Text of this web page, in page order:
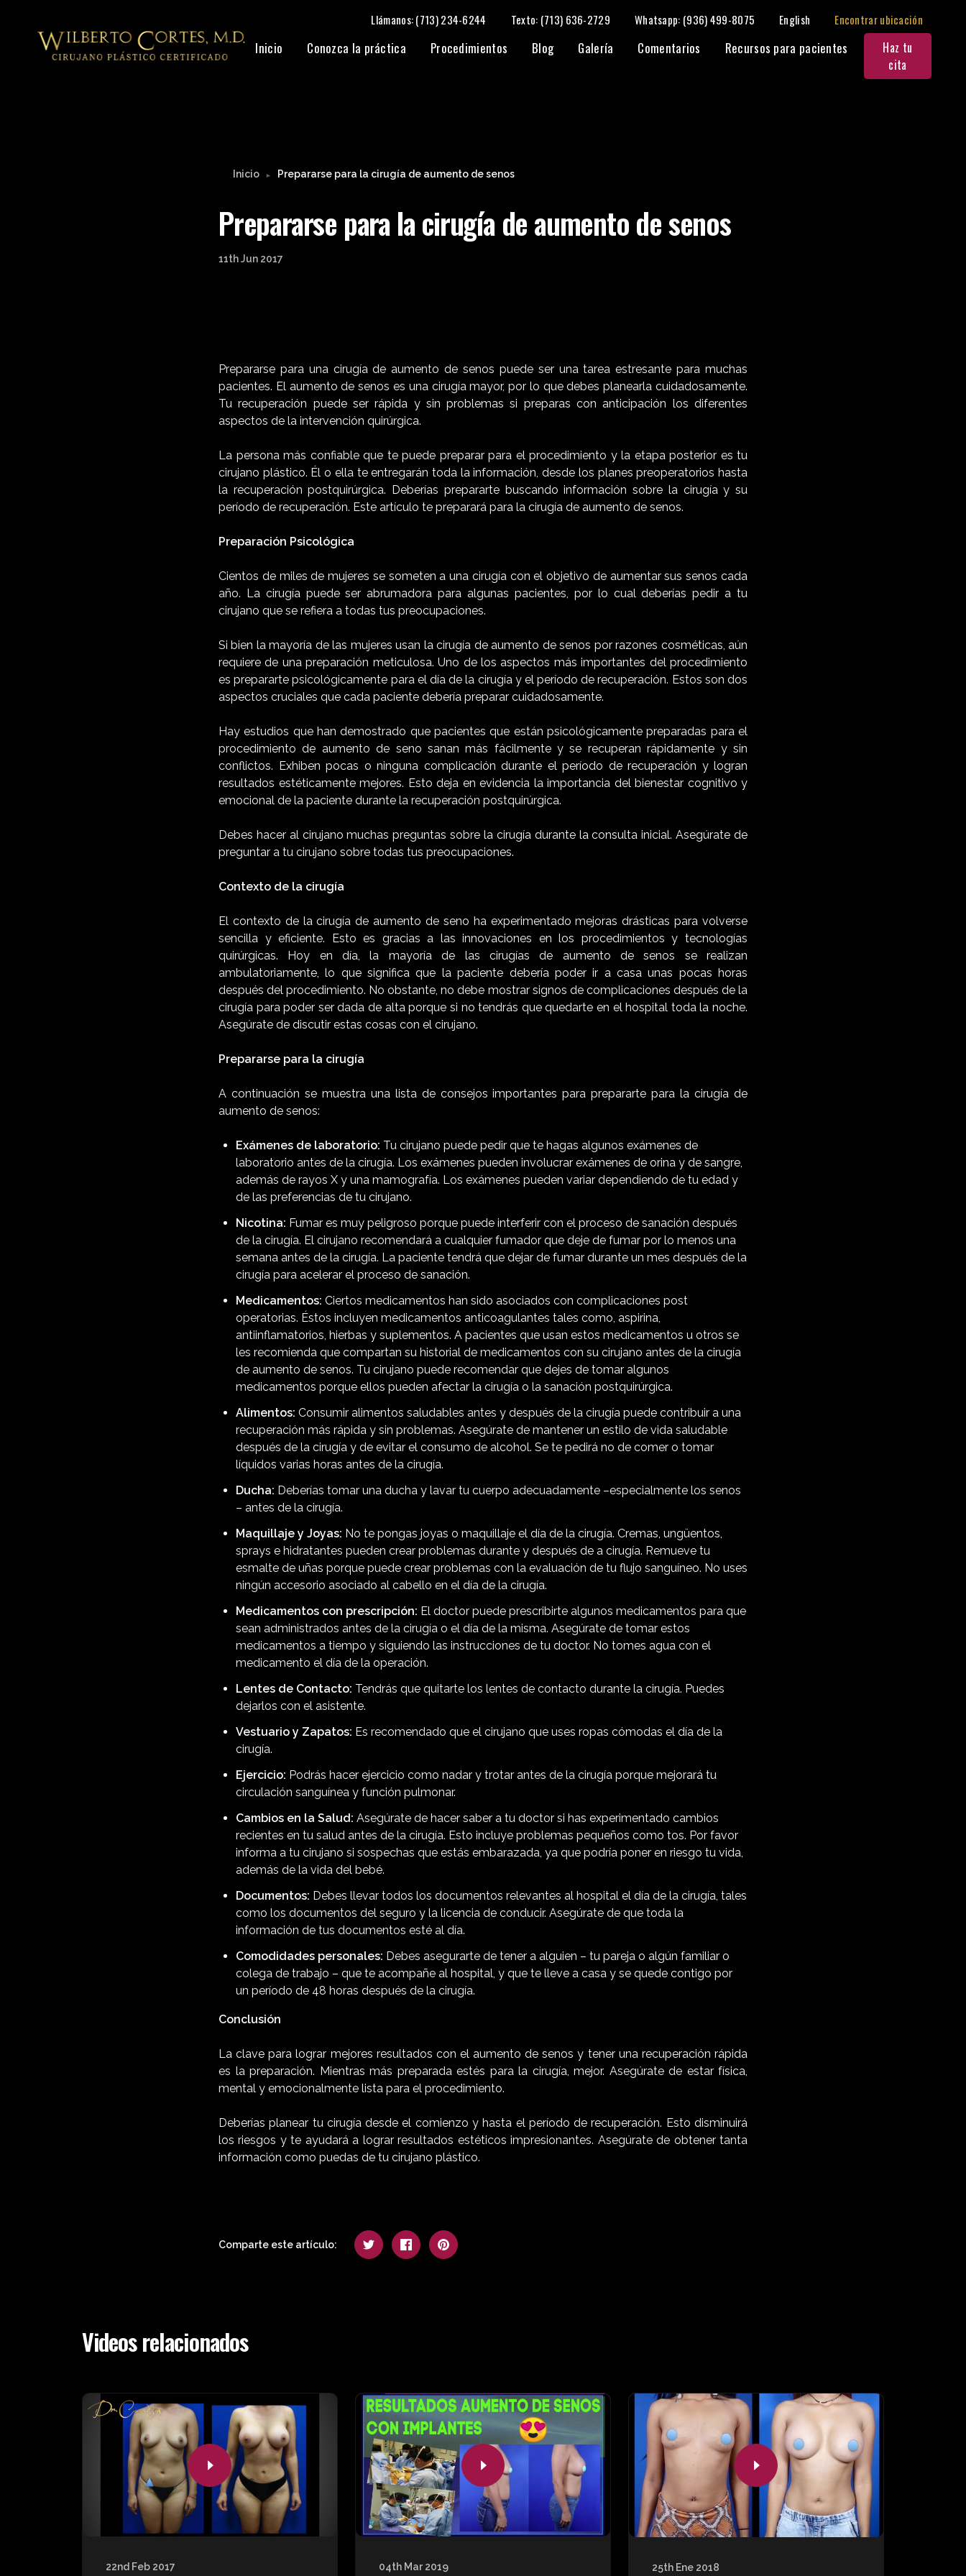
Llámanos: (713) 234-6244 Texto: (713) 636-2729 Whatsapp: (936) 499-8075 English Encontrar ubicación
Inicio Conozca la práctica Procedimientos Blog Galería Comentarios Recursos para pacientes
Haz tu
cita
Compartir:
Inicio ► Prepararse para la cirugía de aumento de senos
Prepararse para la cirugía de aumento de senos
11th Jun 2017
Prepararse para una cirugía de aumento de senos puede ser una tarea estresante para muchas
pacientes. El aumento de senos es una cirugía mayor, por lo que debes planearla cuidadosamente.
Tu recuperación puede ser rápida y sin problemas si preparas con anticipación los diferentes
aspectos de la intervención quirúrgica.
La persona más confiable que te puede preparar para el procedimiento y la etapa posterior es tu
cirujano plástico. Él o ella te entregarán toda la información, desde los planes preoperatorios hasta
la recuperación postquirúrgica. Deberías prepararte buscando información sobre la cirugía y su
período de recuperación. Este artículo te preparará para la cirugía de aumento de senos.
Preparación Psicológica
Cientos de miles de mujeres se someten a una cirugía con el objetivo de aumentar sus senos cada
año. La cirugía puede ser abrumadora para algunas pacientes, por lo cual deberías pedir a tu
cirujano que se refiera a todas tus preocupaciones.
Si bien la mayoría de las mujeres usan la cirugía de aumento de senos por razones cosméticas, aún
requiere de una preparación meticulosa. Uno de los aspectos más importantes del procedimiento
es prepararte psicológicamente para el día de la cirugía y el período de recuperación. Estos son dos
aspectos cruciales que cada paciente debería preparar cuidadosamente.
Hay estudios que han demostrado que pacientes que están psicológicamente preparadas para el
procedimiento de aumento de seno sanan más fácilmente y se recuperan rápidamente y sin
conflictos. Exhiben pocas o ninguna complicación durante el período de recuperación y logran
resultados estéticamente mejores. Esto deja en evidencia la importancia del bienestar cognitivo y
emocional de la paciente durante la recuperación postquirúrgica.
Debes hacer al cirujano muchas preguntas sobre la cirugía durante la consulta inicial. Asegúrate de
preguntar a tu cirujano sobre todas tus preocupaciones.
Contexto de la cirugía
El contexto de la cirugía de aumento de seno ha experimentado mejoras drásticas para volverse
sencilla y eficiente. Esto es gracias a las innovaciones en los procedimientos y tecnologías
quirúrgicas. Hoy en día, la mayoría de las cirugías de aumento de senos se realizan
ambulatoriamente, lo que significa que la paciente debería poder ir a casa unas pocas horas
después del procedimiento. No obstante, no debe mostrar signos de complicaciones después de la
cirugía para poder ser dada de alta porque si no tendrás que quedarte en el hospital toda la noche.
Asegúrate de discutir estas cosas con el cirujano.
Prepararse para la cirugía
A continuación se muestra una lista de consejos importantes para prepararte para la cirugía de
aumento de senos:
Exámenes de laboratorio: Tu cirujano puede pedir que te hagas algunos exámenes de
laboratorio antes de la cirugía. Los exámenes pueden involucrar exámenes de orina y de sangre,
además de rayos X y una mamografía. Los exámenes pueden variar dependiendo de tu edad y
de las preferencias de tu cirujano.
Nicotina: Fumar es muy peligroso porque puede interferir con el proceso de sanación después
de la cirugía. El cirujano recomendará a cualquier fumador que deje de fumar por lo menos una
semana antes de la cirugía. La paciente tendrá que dejar de fumar durante un mes después de la
cirugía para acelerar el proceso de sanación.
Medicamentos: Ciertos medicamentos han sido asociados con complicaciones post
operatorias. Éstos incluyen medicamentos anticoagulantes tales como, aspirina,
antiinflamatorios, hierbas y suplementos. A pacientes que usan estos medicamentos u otros se
les recomienda que compartan su historial de medicamentos con su cirujano antes de la cirugía
de aumento de senos. Tu cirujano puede recomendar que dejes de tomar algunos
medicamentos porque ellos pueden afectar la cirugía o la sanación postquirúrgica.
Alimentos: Consumir alimentos saludables antes y después de la cirugía puede contribuir a una
recuperación más rápida y sin problemas. Asegúrate de mantener un estilo de vida saludable
después de la cirugía y de evitar el consumo de alcohol. Se te pedirá no de comer o tomar
líquidos varias horas antes de la cirugía.
Ducha: Deberías tomar una ducha y lavar tu cuerpo adecuadamente –especialmente los senos
– antes de la cirugía.
Maquillaje y Joyas: No te pongas joyas o maquillaje el día de la cirugía. Cremas, ungüentos,
sprays e hidratantes pueden crear problemas durante y después de a cirugía. Remueve tu
esmalte de uñas porque puede crear problemas con la evaluación de tu flujo sanguíneo. No uses
ningún accesorio asociado al cabello en el día de la cirugía.
Medicamentos con prescripción: El doctor puede prescribirte algunos medicamentos para que
sean administrados antes de la cirugía o el día de la misma. Asegúrate de tomar estos
medicamentos a tiempo y siguiendo las instrucciones de tu doctor. No tomes agua con el
medicamento el día de la operación.
Lentes de Contacto: Tendrás que quitarte los lentes de contacto durante la cirugía. Puedes
dejarlos con el asistente.
Vestuario y Zapatos: Es recomendado que el cirujano que uses ropas cómodas el día de la
cirugía.
Ejercicio: Podrás hacer ejercicio como nadar y trotar antes de la cirugía porque mejorará tu
circulación sanguínea y función pulmonar.
Cambios en la Salud: Asegúrate de hacer saber a tu doctor si has experimentado cambios
recientes en tu salud antes de la cirugía. Esto incluye problemas pequeños como tos. Por favor
informa a tu cirujano si sospechas que estás embarazada, ya que podría poner en riesgo tu vida,
además de la vida del bebé.
Documentos: Debes llevar todos los documentos relevantes al hospital el día de la cirugía, tales
como los documentos del seguro y la licencia de conducir. Asegúrate de que toda la
información de tus documentos esté al día.
Comodidades personales: Debes asegurarte de tener a alguien – tu pareja o algún familiar o
colega de trabajo – que te acompañe al hospital, y que te lleve a casa y se quede contigo por
un período de 48 horas después de la cirugía.
Conclusión
La clave para lograr mejores resultados con el aumento de senos y tener una recuperación rápida
es la preparación. Mientras más preparada estés para la cirugía, mejor. Asegúrate de estar física,
mental y emocionalmente lista para el procedimiento.
Deberías planear tu cirugía desde el comienzo y hasta el período de recuperación. Esto disminuirá
los riesgos y te ayudará a lograr resultados estéticos impresionantes. Asegúrate de obtener tanta
información como puedas de tu cirujano plástico.
Comparte este artículo:
Videos relacionados
22nd Feb 2017 04th Mar 2019 25th Ene 2018